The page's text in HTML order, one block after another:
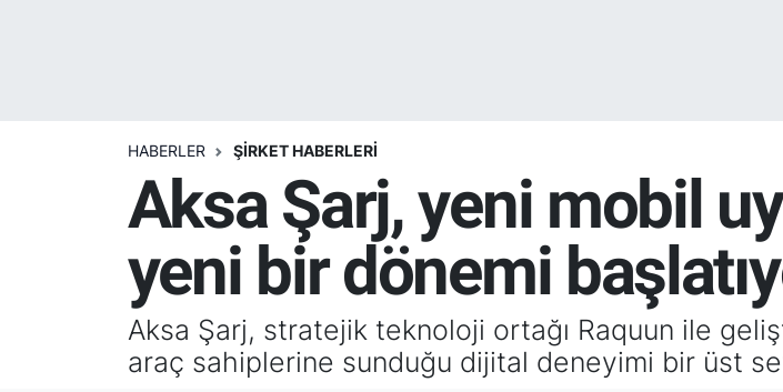
HABERLER ŞİRKET HABERLERİ
Aksa Şarj, yeni mobil
yeni bir dönemi
Aksa Şarj, stratejik teknoloji ortağı Raquun ile
araç sahiplerine sunduğu dijital deneyimi bir üst
SAVUNMA SANAYİ
FUAR HABERLERİ
FUAR TAKVİMİ
Amerika Fuarları
FUAR RAPORU